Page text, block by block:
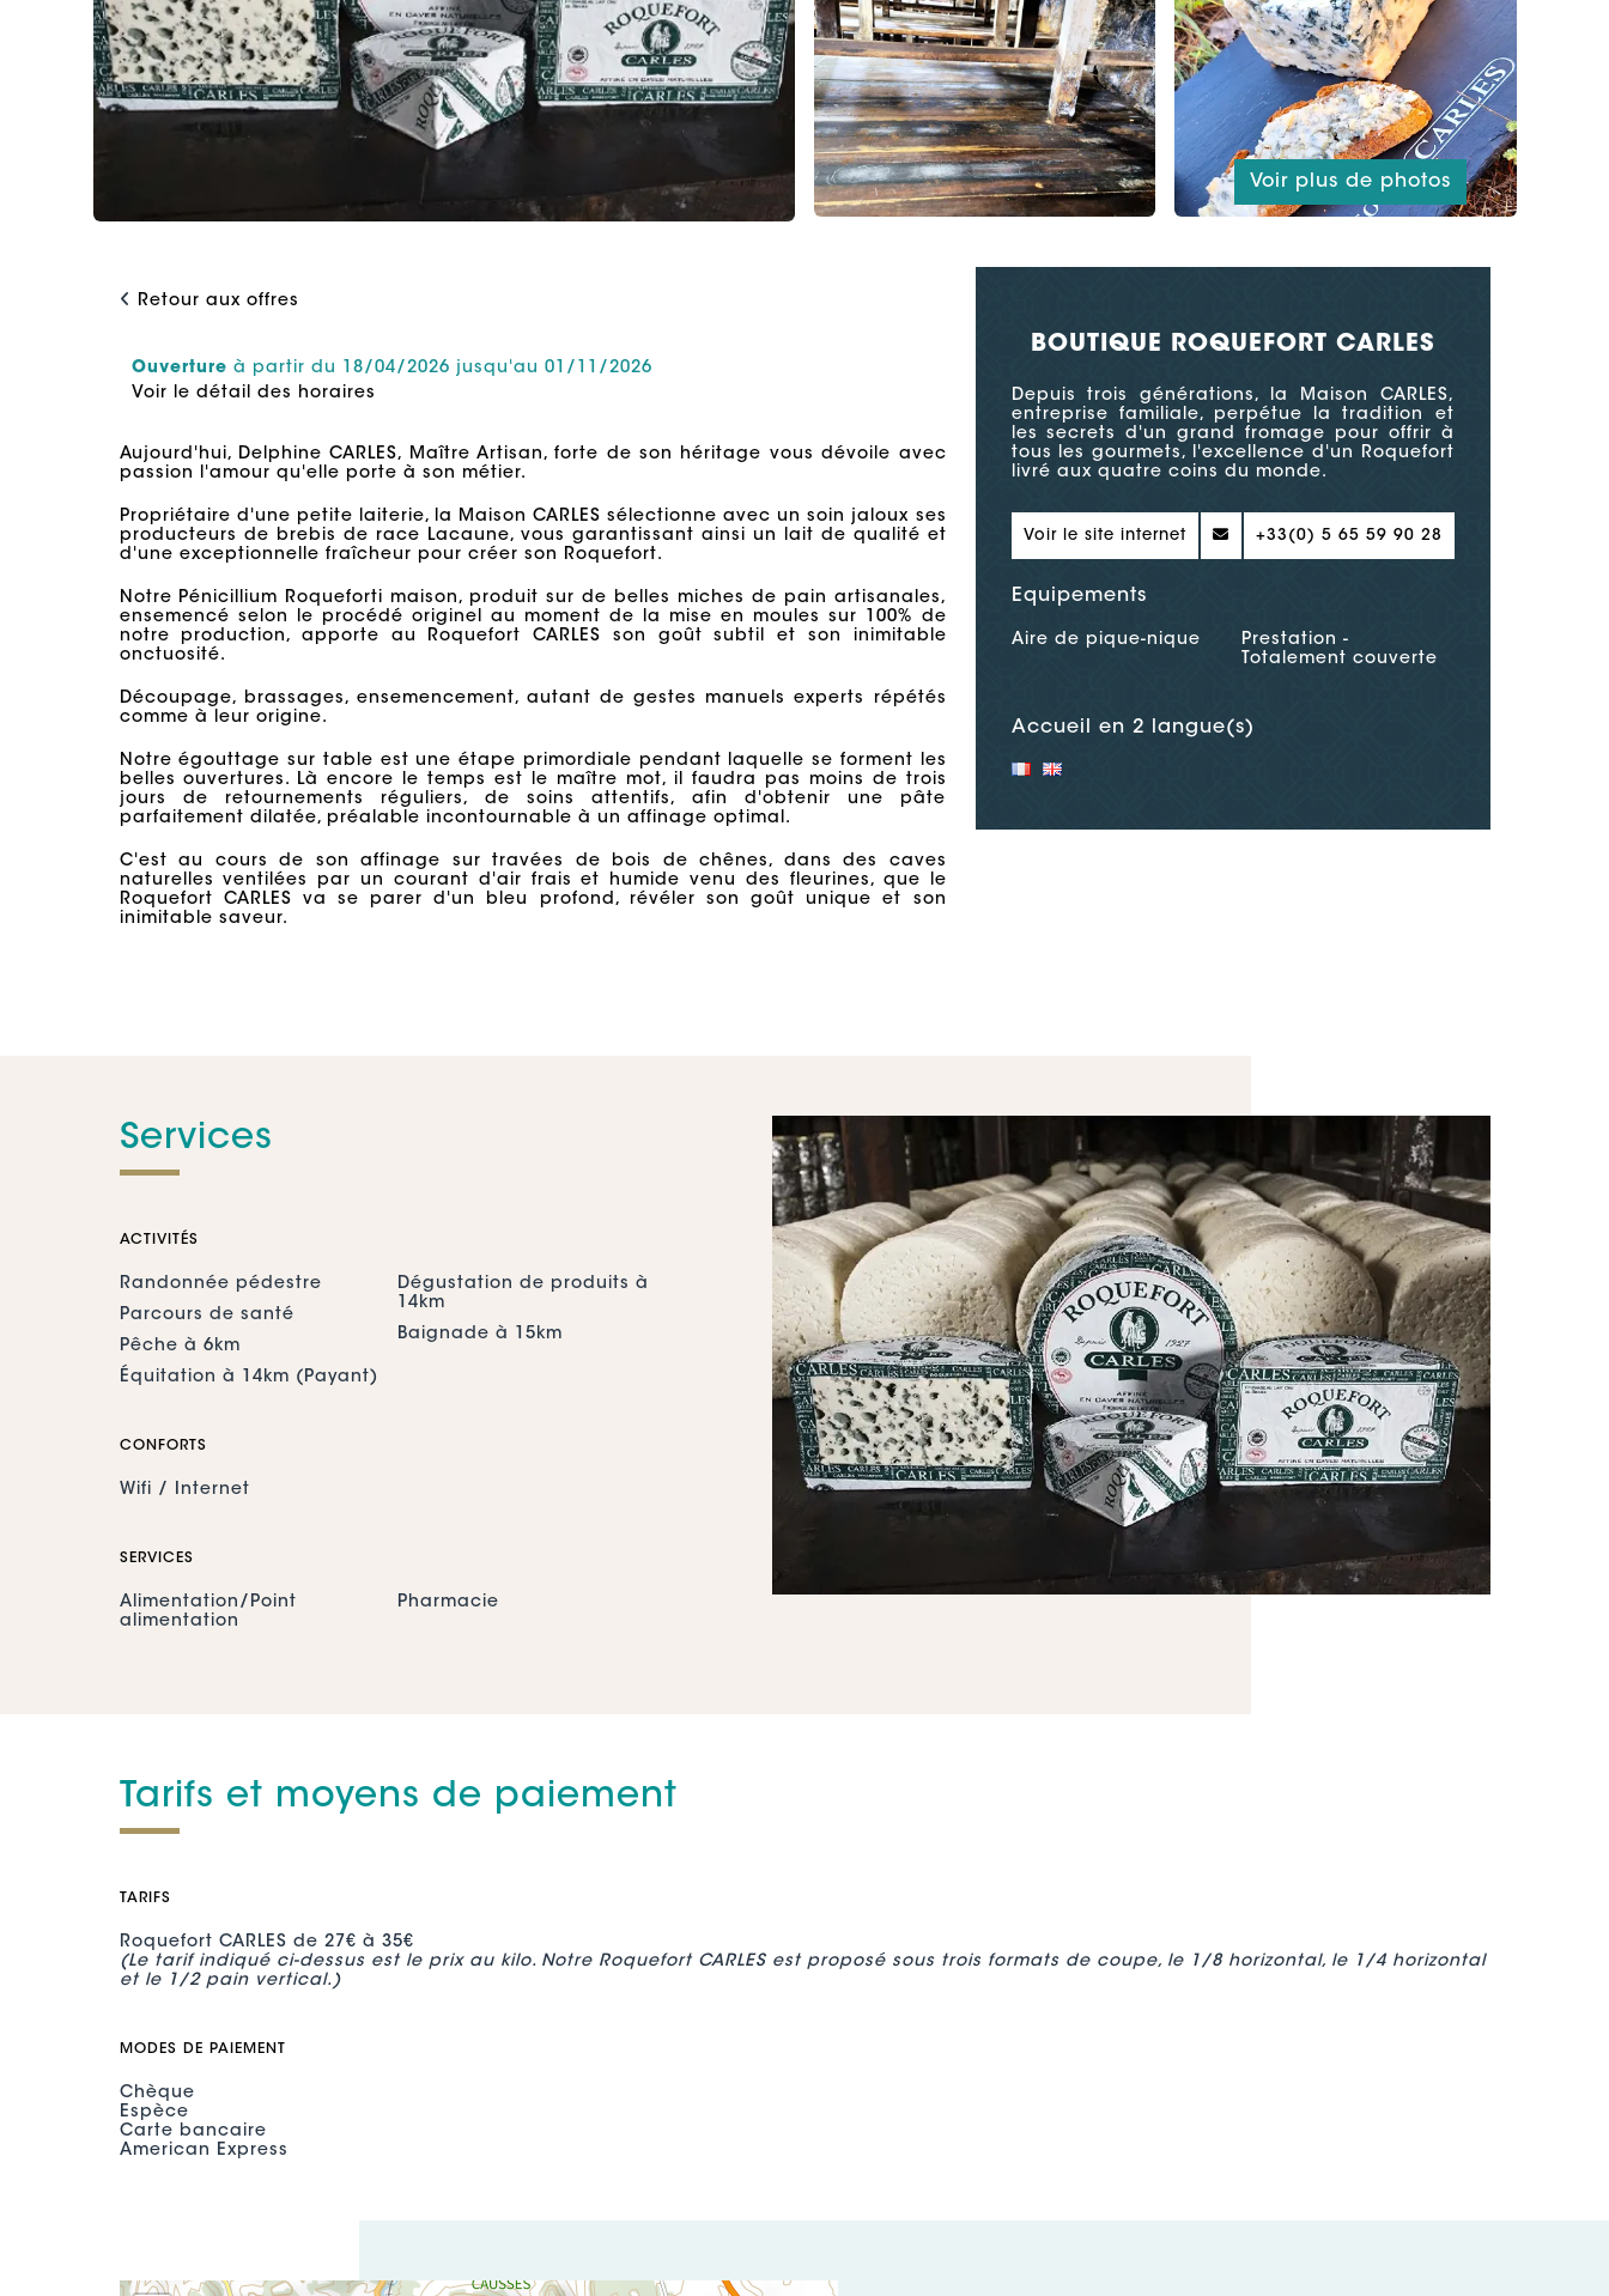
Retour aux offres
Voir plus de photos
Ouverture à partir du 18/04/2026 jusqu'au 01/11/2026
Voir le détail des horaires
Aujourd'hui, Delphine CARLES, Maître Artisan, forte de son héritage vous dévoile avec
passion l'amour qu'elle porte à son métier.
Propriétaire d'une petite laiterie, la Maison CARLES sélectionne avec un soin jaloux ses
producteurs de brebis de race Lacaune, vous garantissant ainsi un lait de qualité et
d'une exceptionnelle fraîcheur pour créer son Roquefort.
Notre Pénicillium Roqueforti maison, produit sur de belles miches de pain artisanales,
ensemencé selon le procédé originel au moment de la mise en moules sur 100% de
notre production, apporte au Roquefort CARLES son goût subtil et son inimitable
onctuosité.
Découpage, brassages, ensemencement, autant de gestes manuels experts répétés
comme à leur origine.
Notre égouttage sur table est une étape primordiale pendant laquelle se forment les
belles ouvertures. Là encore le temps est le maître mot, il faudra pas moins de trois
jours de retournements réguliers, de soins attentifs, afin d'obtenir une pâte
parfaitement dilatée, préalable incontournable à un affinage optimal.
C'est au cours de son affinage sur travées de bois de chênes, dans des caves
naturelles ventilées par un courant d'air frais et humide venu des fleurines, que le
Roquefort CARLES va se parer d'un bleu profond, révéler son goût unique et son
inimitable saveur.
BOUTIQUE ROQUEFORT CARLES
Depuis trois générations, la Maison CARLES,
entreprise familiale, perpétue la tradition et
les secrets d'un grand fromage pour offrir à
tous les gourmets, l'excellence d'un Roquefort
livré aux quatre coins du monde.
Voir le site internet +33(0) 5 65 59 90 28
Equipements
Aire de pique-nique
Prestation -
Totalement couverte
Accueil en 2 langue(s)
Services
ACTIVITÉS
Randonnée pédestre
Parcours de santé
Pêche à 6km
Équitation à 14km (Payant)
Dégustation de produits à
14km
Baignade à 15km
CONFORTS
Wifi / Internet
SERVICES
Alimentation/Point
alimentation
Pharmacie
Tarifs et moyens de paiement
TARIFS
Roquefort CARLES de 27€ à 35€
(Le tarif indiqué ci-dessus est le prix au kilo. Notre Roquefort CARLES est proposé sous trois formats de coupe, le 1/8 horizontal, le 1/4 horizontal
et le 1/2 pain vertical.)
MODES DE PAIEMENT
Chèque
Espèce
Carte bancaire
American Express